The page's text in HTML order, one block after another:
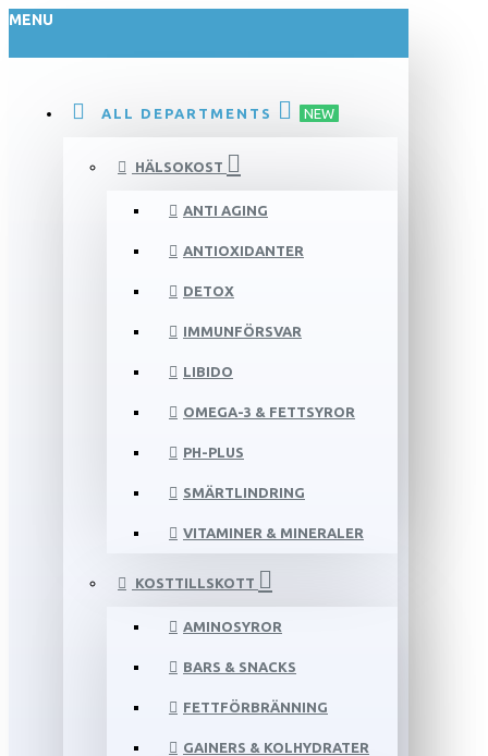
MENU
ALL DEPARTMENTS NEW
HÄLSOKOST
ANTI AGING
ANTIOXIDANTER
DETOX
IMMUNFÖRSVAR
LIBIDO
OMEGA-3 & FETTSYROR
PH-PLUS
SMÄRTLINDRING
VITAMINER & MINERALER
KOSTTILLSKOTT
AMINOSYROR
BARS & SNACKS
FETTFÖRBRÄNNING
GAINERS & KOLHYDRATER